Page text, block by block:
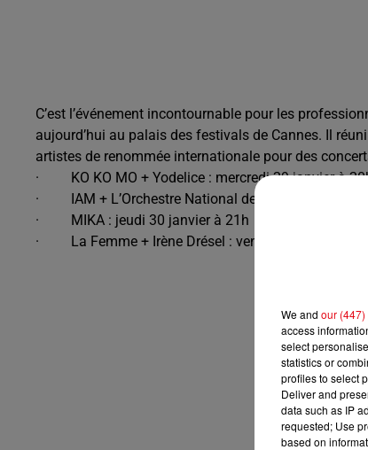
C’est l’événement incontournable pour les
aujourd’hui au palais des festivals de Cannes. Il
artistes de renommée internationale pour des
· KO KO MO + Yodelice : mercredi 29 janvier à
· IAM + L’Orchestre National de Cannes :
· MIKA : jeudi 30 janvier à 21h
· La Femme + Irène Drésel : vendredi 31 janvier à
We and our
access
select
statistics or
profiles to select
Deliver and
data such as IP
requested; Use
based on